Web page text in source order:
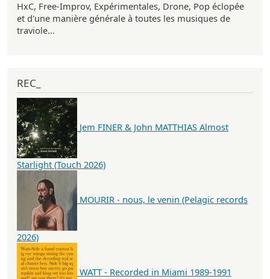
HxC, Free-Improv, Expérimentales, Drone, Pop éclopée
et d'une manière générale à toutes les musiques de
traviole...
REC_
Jem FINER & John MATTHIAS Almost
Starlight (Touch 2026)
MOURIR - nous, le venin (Pelagic records
2026)
WATT - Recorded in Miami 1989-1991